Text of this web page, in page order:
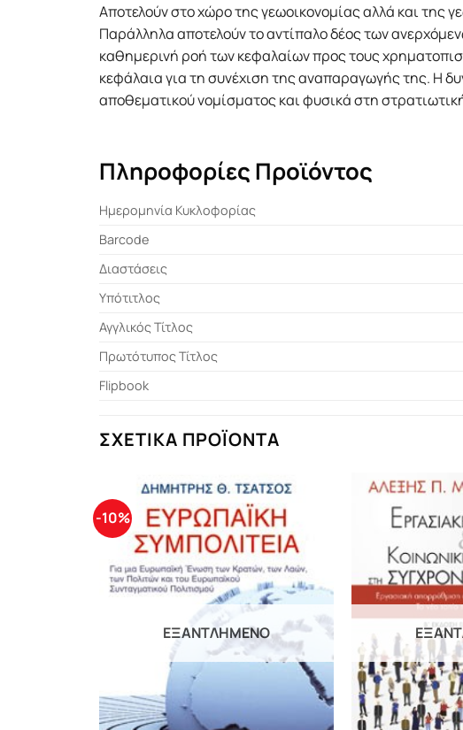
Αποτελούν στο χώρο της γεωοικονομίας αλλά και της
Παράλληλα αποτελούν το αντίπαλο δέος των
καθημερινή ροή των κεφαλαίων προς τους
κεφάλαια για τη συνέχιση της αναπαραγωγής της. Η
αποθεματικού νομίσματος και φυσικά στη
Πληροφορίες Προϊόντος
Ημερομηνία Κυκλοφορίας
Barcode
Διαστάσεις
Υπότιτλος
Αγγλικός Τίτλος
Πρωτότυπος Τίτλος
Flipbook
ΣΧΕΤΙΚΆ ΠΡΟΪΌΝΤΑ
-10%
ΕΞΑΝΤΛΗΜΈΝΟ